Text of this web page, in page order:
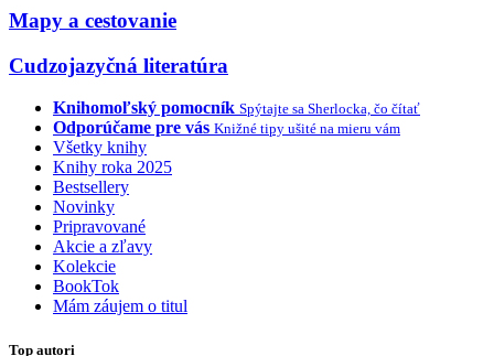
Mapy a cestovanie
Cudzojazyčná literatúra
Knihomoľský pomocník Spýtajte sa Sherlocka, čo čítať
Odporúčame pre vás Knižné tipy ušité na mieru vám
Všetky knihy
Knihy roka 2025
Bestsellery
Novinky
Pripravované
Akcie a zľavy
Kolekcie
BookTok
Mám záujem o titul
Top autori